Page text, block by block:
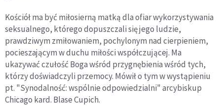
Kościół ma być miłosierną matką dla ofiar wykorzystywania
seksualnego, którego dopuszczali się jego ludzie,
prawdziwym zmiłowaniem, pochylonym nad cierpieniem,
pocieszającym w duchu miłości współczującej. Ma
ukazywać czułość Boga wśród przygnębienia wśród tych,
którzy doświadczyli przemocy. Mówił o tym w wystąpieniu
pt. "Synodalność: wspólnie odpowiedzialni" arcybiskup
Chicago kard. Blase Cupich.